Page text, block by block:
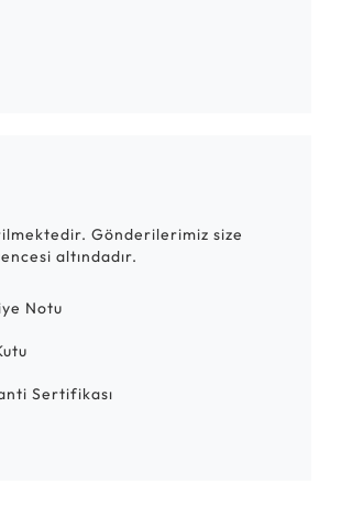
Gönderilerimiz size
altındadır.
Notu
Sertifikası